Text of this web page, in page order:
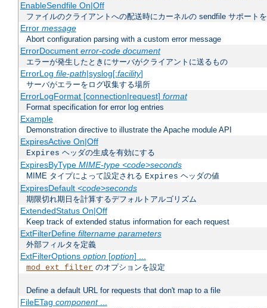
EnableSendfile On|Off
ファイルのクライアントへの配送時にカーネルの sendfile サポート
Error message
Abort configuration parsing with a custom error message
ErrorDocument error-code document
エラーが発生したときにサーバがクライアントに送るもの
ErrorLog file-path|syslog[:facility]
サーバがエラーをログ収集する場所
ErrorLogFormat [connection|request] format
Format specification for error log entries
Example
Demonstration directive to illustrate the Apache module API
ExpiresActive On|Off
Expires ヘッダの生成を有効にする
ExpiresByType MIME-type <code>seconds
MIME タイプによって設定される Expires ヘッダの値
ExpiresDefault <code>seconds
期限切れ期日を計算するデフォルトアルゴリズム
ExtendedStatus On|Off
Keep track of extended status information for each request
ExtFilterDefine filtername parameters
外部フィルタを定義
ExtFilterOptions option[option] ...
mod_ext_filter のオプションを設定
Define a default URL for requests that don't map to a file
FileETag component...